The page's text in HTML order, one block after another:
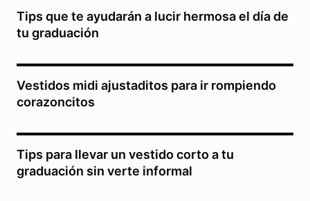
Tips que te ayudarán a lucir hermosa el día de
tu graduación
Vestidos midi ajustaditos para ir rompiendo
corazoncitos
Tips para llevar un vestido corto a tu
graduación sin verte informal